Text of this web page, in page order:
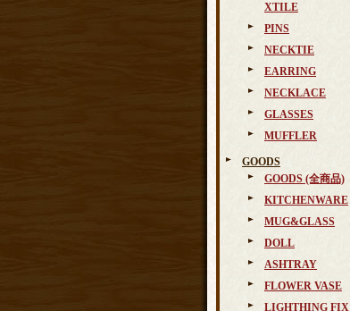
XTILE
PINS
NECKTIE
EARRING
NECKLACE
GLASSES
MUFFLER
GOODS
GOODS (全商品)
KITCHENWARE
MUG&GLASS
DOLL
ASHTRAY
FLOWER VASE
LIGHTHING FIX